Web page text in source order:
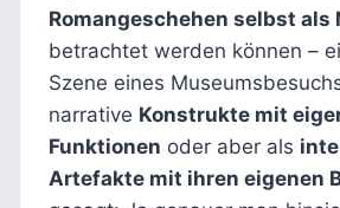
Romangeschehen selbst als
betrachtet werden können –
Szene eines
narrative Konstrukte mit
Funktionen oder aber als
Artefakte mit ihren eigenen